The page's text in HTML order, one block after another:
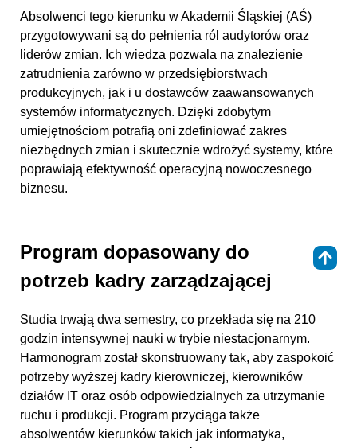
Absolwenci tego kierunku w Akademii Śląskiej (AŚ)
przygotowywani są do pełnienia ról audytorów oraz
liderów zmian. Ich wiedza pozwala na znalezienie
zatrudnienia zarówno w przedsiębiorstwach
produkcyjnych, jak i u dostawców zaawansowanych
systemów informatycznych. Dzięki zdobytym
umiejętnościom potrafią oni zdefiniować zakres
niezbędnych zmian i skutecznie wdrożyć systemy, które
poprawiają efektywność operacyjną nowoczesnego
biznesu.
Program dopasowany do
potrzeb kadry zarządzającej
Studia trwają dwa semestry, co przekłada się na 210
godzin intensywnej nauki w trybie niestacjonarnym.
Harmonogram został skonstruowany tak, aby zaspokoić
potrzeby wyższej kadry kierowniczej, kierowników
działów IT oraz osób odpowiedzialnych za utrzymanie
ruchu i produkcji. Program przyciąga także
absolwentów kierunków takich jak informatyka,